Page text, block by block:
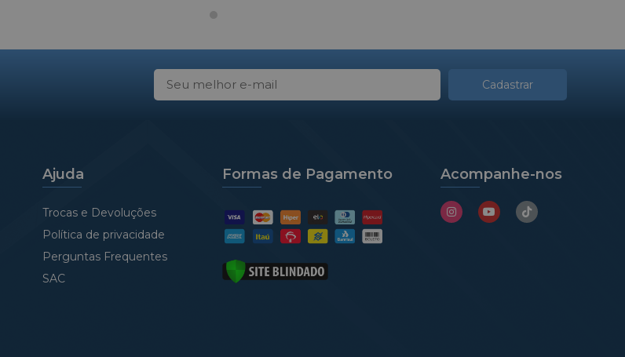
Cadastrar
Ajuda
Trocas e Devoluções
Política de privacidade
Perguntas Frequentes
SAC
Formas de Pagamento Acompanhe-nos